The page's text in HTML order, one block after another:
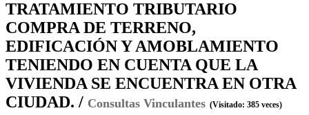
TRATAMIENTO TRIBUTARIO
COMPRA DE TERRENO,
EDIFICACIÓN Y AMOBLAMIENTO
TENIENDO EN CUENTA QUE LA
VIVIENDA SE ENCUENTRA EN OTRA
CIUDAD. / Consultas Vinculantes (Visitado: 385 veces)